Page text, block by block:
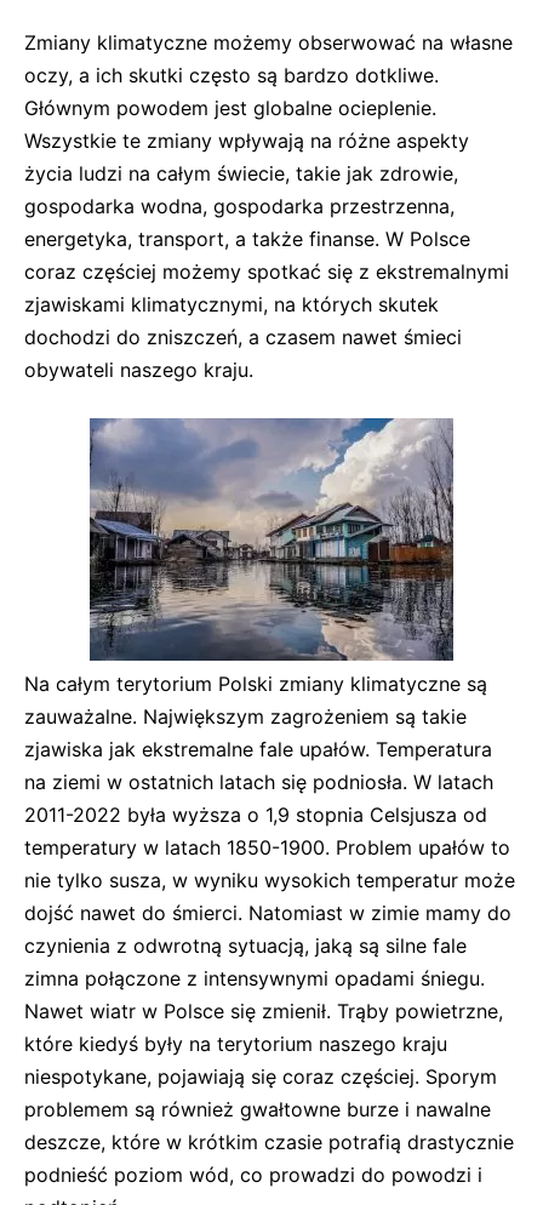
Zmiany klimatyczne możemy obserwować na własne
oczy, a ich skutki często są bardzo dotkliwe.
Głównym powodem jest globalne ocieplenie.
Wszystkie te zmiany wpływają na różne aspekty
życia ludzi na całym świecie, takie jak zdrowie,
gospodarka wodna, gospodarka przestrzenna,
energetyka, transport, a także finanse. W Polsce
coraz częściej możemy spotkać się z ekstremalnymi
zjawiskami klimatycznymi, na których skutek
dochodzi do zniszczeń, a czasem nawet śmieci
obywateli naszego kraju.
Na całym terytorium Polski zmiany klimatyczne są
zauważalne. Największym zagrożeniem są takie
zjawiska jak ekstremalne fale upałów. Temperatura
na ziemi w ostatnich latach się podniosła. W latach
2011-2022 była wyższa o 1,9 stopnia Celsjusza od
temperatury w latach 1850-1900. Problem upałów to
nie tylko susza, w wyniku wysokich temperatur może
dojść nawet do śmierci. Natomiast w zimie mamy do
czynienia z odwrotną sytuacją, jaką są silne fale
zimna połączone z intensywnymi opadami śniegu.
Nawet wiatr w Polsce się zmienił. Trąby powietrzne,
które kiedyś były na terytorium naszego kraju
niespotykane, pojawiają się coraz częściej. Sporym
problemem są również gwałtowne burze i nawalne
deszcze, które w krótkim czasie potrafią drastycznie
podnieść poziom wód, co prowadzi do powodzi i